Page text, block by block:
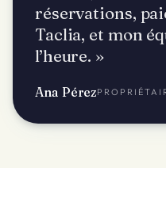
réservations,
Taclia, et mon
l’heure. »
Ana Pérez